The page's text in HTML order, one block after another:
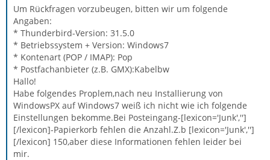
Um Rückfragen vorzubeugen, bitten wir um folgende
Angaben:
* Thunderbird-Version: 31.5.0
* Betriebssystem + Version: Windows7
* Kontenart (POP / IMAP): Pop
* Postfachanbieter (z.B. GMX):Kabelbw
Hallo!
Habe folgendes Proplem,nach neu Installierung von
WindowsPX auf Windows7 weiß ich nicht wie ich folgende
Einstellungen bekomme.Bei Posteingang-[lexicon='Junk','']
[/lexicon]-Papierkorb fehlen die Anzahl.Z.b [lexicon='Junk','']
[/lexicon] 150,aber diese Informationen fehlen leider bei
mir.